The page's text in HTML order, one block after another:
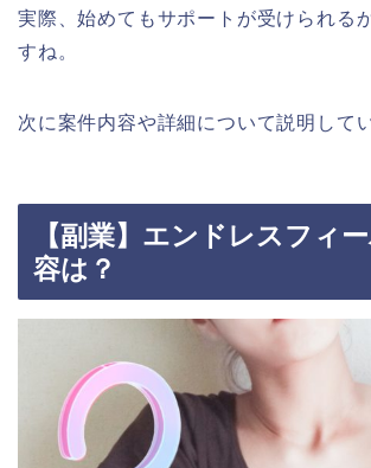
実際、始めてもサポートが受けられる
すね。
次に案件内容や詳細について説明して
【副業】エンドレスフィ
容は？